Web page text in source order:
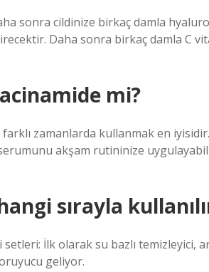
sonra cildinize birkaç damla
Daha sonra birkaç damla C
mi?
zamanlarda kullanmak en
akşam rutininize
sırayla
İlk olarak su bazlı temizleyici,
geliyor.